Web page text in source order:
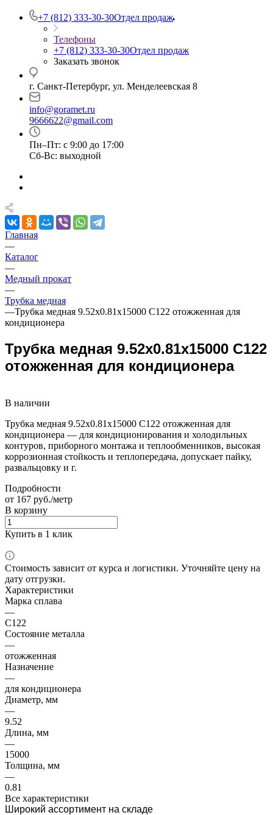
+7 (812) 333-30-30Отдел продаж
Телефоны
+7 (812) 333-30-30Отдел продаж
Заказать звонок
г. Санкт-Петербург, ул. Менделеевская 8
info@goramet.ru
9666622@gmail.com
Пн–Пт: с 9:00 до 17:00
Сб-Вс: выходной
Главная
—
Каталог
—
Медный прокат
—
Трубка медная
—Трубка медная 9.52х0.81х15000 С122 отожженная для
кондиционера
Трубка медная 9.52х0.81х15000 С122
отожженная для кондиционера
В наличии
Трубка медная 9.52х0.81х15000 С122 отожженная для
кондиционера — для кондиционирования и холодильных
контуров, приборного монтажа и теплообменников, высокая
коррозионная стойкость и теплопередача, допускает пайку,
развальцовку и г.
Подробности
от 167 руб./метр
В корзину
Купить в 1 клик
Стоимость зависит от курса и логистики. Уточняйте цену на
дату отгрузки.
Характеристики
Марка сплава
—
С122
Состояние металла
—
отожженная
Назначение
—
для кондиционера
Диаметр, мм
—
9.52
Длина, мм
—
15000
Толщина, мм
—
0.81
Все характеристики
Широкий ассортимент на складе